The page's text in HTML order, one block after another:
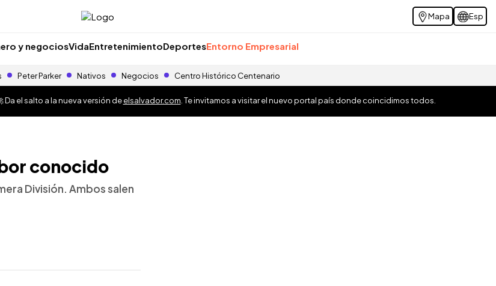
Mapa Esp
y negociosVidaEntretenimientoDeportesEntorno Empresarial
Peter Parker Nativos Negocios Centro Histórico Centenario
Da el salto a la nueva versión deelsalvador.com . Te invitamos a visitar el nuevo portal país donde coincidimos todos.
conocido
División. Ambos salen